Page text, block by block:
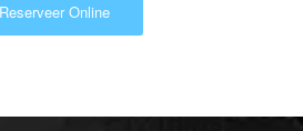
Reserveer Online